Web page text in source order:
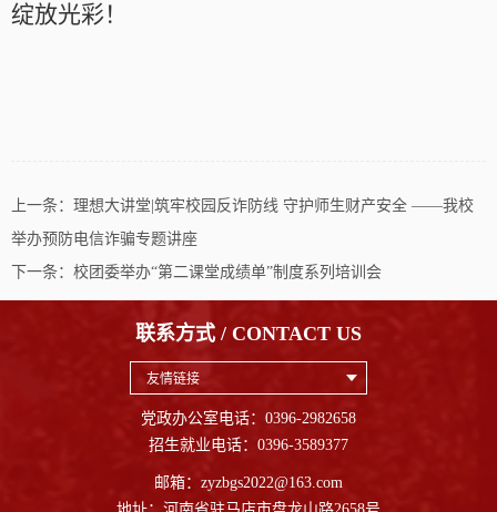
绽放光彩！
上一条： 理想大讲堂|筑牢校园反诈防线 守护师生财产安全 ——我校
举办预防电信诈骗专题讲座
下一条： 校团委举办“第二课堂成绩单”制度系列培训会
联系方式 / CONTACT US
友情链接
党政办公室电话：0396-2982658
招生就业电话：0396-3589377
邮箱：zyzbgs2022@163.com